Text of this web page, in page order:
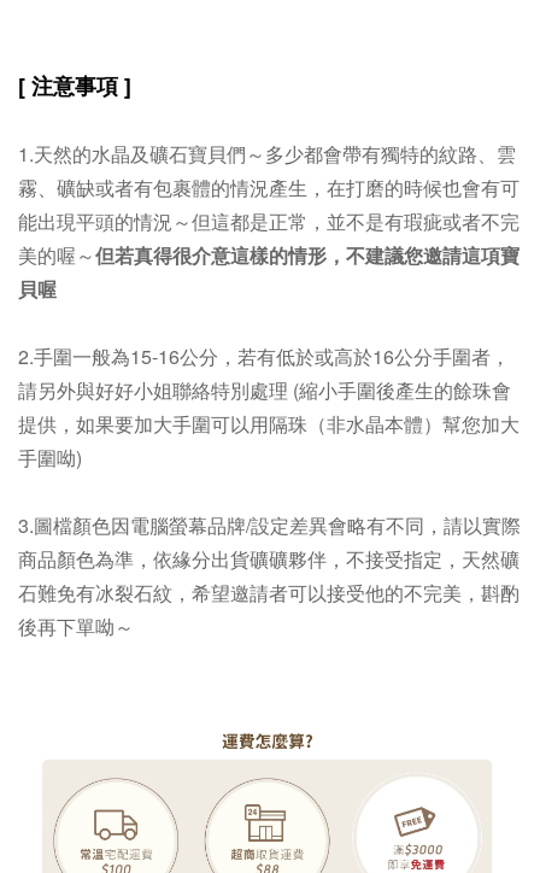
[ 注意事項 ]
1.天然的水晶及礦石寶貝們～多少都會帶有獨特的紋路、雲
霧、礦缺或者有包裹體的情況產生，在打磨的時候也會有可
能出現平頭的情況～但這都是正常，並不是有瑕疵或者不完
美的喔～但若真得很介意這樣的情形，不建議您邀請這項寶
貝喔
2.手圍一般為15-16公分，若有低於或高於16公分手圍者，
請另外與好好小姐聯絡特別處理 (縮小手圍後產生的餘珠會
提供， 如果要加大手圍可以用隔珠（非水晶本體）幫您加大
手圍呦)
3.圖檔顏色因電腦螢幕品牌/設定差異會略有不同，請以實際
商品顏色為準，依緣分出貨礦礦夥伴，不接受指定，天然礦
石難免有冰裂石紋，希望邀請者可以接受他的不完美，斟酌
後再下單呦～